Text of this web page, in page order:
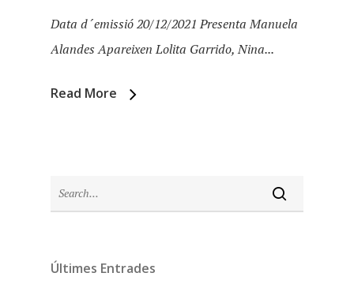
Data d´emissió 20/12/2021 Presenta Manuela
Alandes Apareixen Lolita Garrido, Nina...
Read More
Últimes Entrades